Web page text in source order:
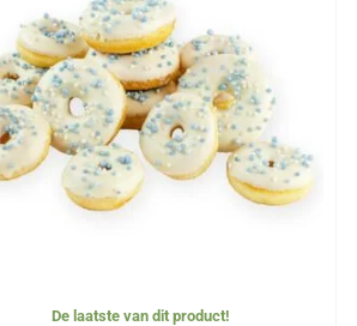
De laatste van dit product!